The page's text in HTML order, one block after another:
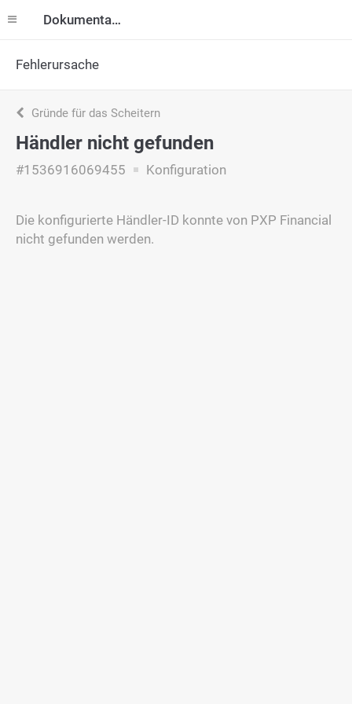
Dokumentation
Fehlerursache
Gründe für das Scheitern
Händler nicht gefunden
#1536916069455 Konfiguration
Die konfigurierte Händler-ID konnte von PXP Financial
nicht gefunden werden.